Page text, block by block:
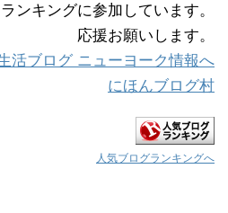
ランキングに参加しています。
応援お願いします。
にほんブログ村
人気ブログランキングへ